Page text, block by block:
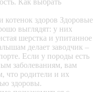
Как выбрать
котенок здоров Здоровые
выглядят: у них
шерстка и упитанное
делает заводчик –
Если у породы есть
заболеваниям, вам
что родители и их
здоровы.